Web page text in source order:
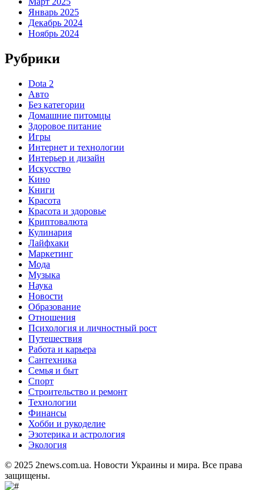
Январь 2025
Декабрь 2024
Ноябрь 2024
Рубрики
Dota 2
Авто
Без категории
Домашние питомцы
Здоровое питание
Игры
Интернет и технологии
Интерьер и дизайн
Искусство
Кино
Книги
Красота
Красота и здоровье
Криптовалюта
Кулинария
Лайфхаки
Маркетинг
Мода
Музыка
Наука
Новости
Образование
Отношения
Психология и личностный рост
Путешествия
Работа и карьера
Сантехника
Семья и быт
Спорт
Строительство и ремонт
Технологии
Финансы
Хобби и рукоделие
Эзотерика и астрология
Экология
© 2025 2news.com.ua. Новости Украины и мира. Все права
защищены.